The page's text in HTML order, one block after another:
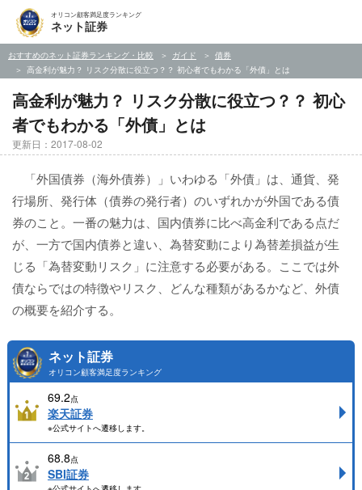
オリコン顧客満足度ランキング
ネット証券
おすすめのネット証券ランキング・比較 ガイド
債券
高金利が魅力？ リスク分散に役立つ？？ 初心者でもわかる「外債」とは
高金利が魅力？ リスク分散に役立つ？？ 初心
者でもわかる「外債」とは
更新日：2017-08-02
「外国債券（海外債券）」いわゆる「外債」は、通貨、発
行場所、発行体（債券の発行者）のいずれかが外国である債
券のこと。一番の魅力は、国内債券に比べ高金利である点だ
が、一方で国内債券と違い、為替変動により為替差損益が生
じる「為替変動リスク」に注意する必要がある。ここでは外
債ならではの特徴やリスク、どんな種類があるかなど、外債
の概要を紹介する。
ネット証券
オリコン顧客満足度ランキング
69.2点
楽天証券
※公式サイトへ遷移します。
68.8点
SBI証券